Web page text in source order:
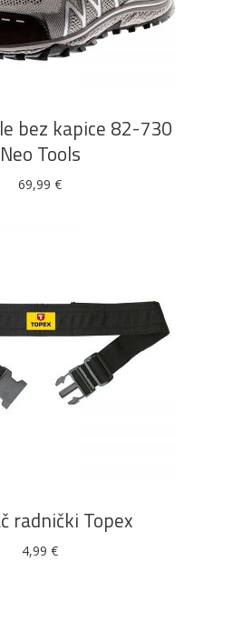
OPCIJE
Ovaj
varijanti.
bez kapice 82-730
Neo Tools
69,99 €
radnički Topex
4,99 €